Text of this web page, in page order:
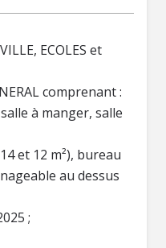
ECOLES et
comprenant :
à manger, salle
et 12 m²), bureau
au dessus
;